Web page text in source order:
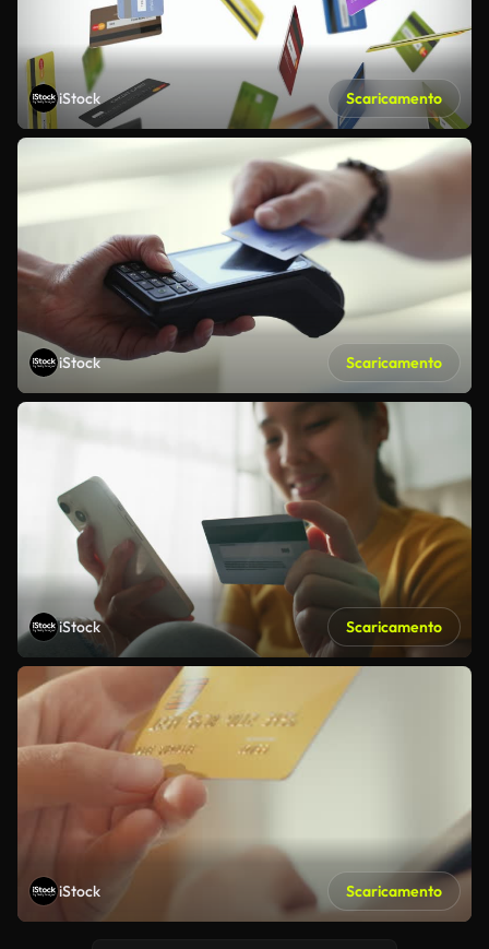
iStock Scaricamento
iStock Scaricamento
iStock Scaricamento
iStock Scaricamento